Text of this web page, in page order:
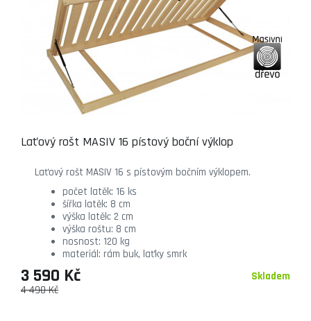
Laťový rošt MASIV 16 pístový boční výklop
Laťový rošt MASIV 16 s pístovým bočním výklopem.
počet latěk: 16 ks
šířka latěk: 8 cm
výška latěk: 2 cm
výška roštu: 8 cm
nosnost: 120 kg
materiál: rám buk, laťky smrk
Skladem
4 490 Kč
3 590 Kč